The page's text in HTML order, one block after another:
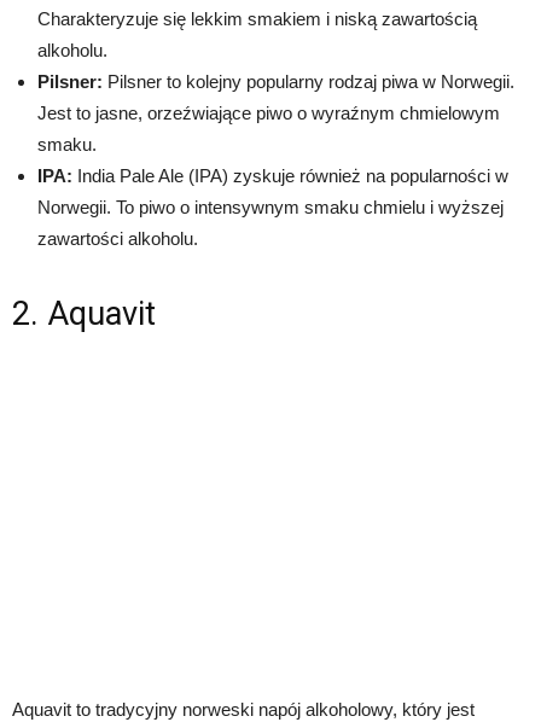
Charakteryzuje się lekkim smakiem i niską zawartością
alkoholu.
Pilsner: Pilsner to kolejny popularny rodzaj piwa w Norwegii.
Jest to jasne, orzeźwiające piwo o wyraźnym chmielowym
smaku.
IPA: India Pale Ale (IPA) zyskuje również na popularności w
Norwegii. To piwo o intensywnym smaku chmielu i wyższej
zawartości alkoholu.
2. Aquavit
Aquavit to tradycyjny norweski napój alkoholowy, który jest